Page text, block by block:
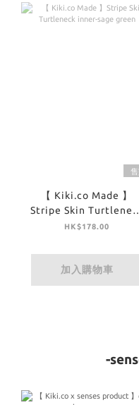
【 Kiki.co Made 】
Stripe Skin
inner-sage green
HK$178.00
加入購物車
-